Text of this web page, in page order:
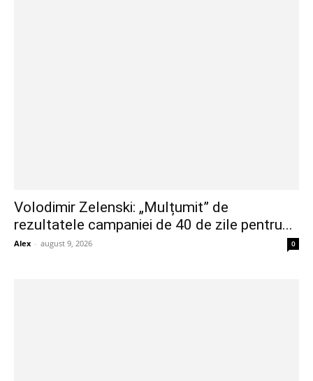
Volodimir Zelenski: „Mulțumit” de
rezultatele campaniei de 40 de zile pentru...
Alex - august 9, 2026 0